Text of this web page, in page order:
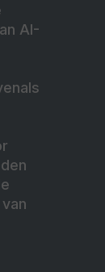
AI-